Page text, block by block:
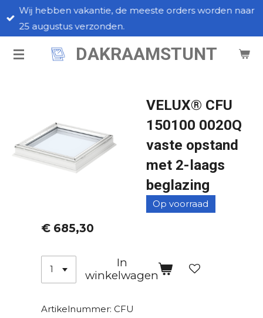
Ga
direct
de
DAKRAAMSTUNT
Wij hebben vakantie, de meeste orders worden naar
25 augustus verzonden.
VELUX® CFU
150100 0020Q
vaste opstand
met 2-laags
beglazing
Op voorraad
€ 685,30
In
winkelwagen
Artikelnummer: CFU